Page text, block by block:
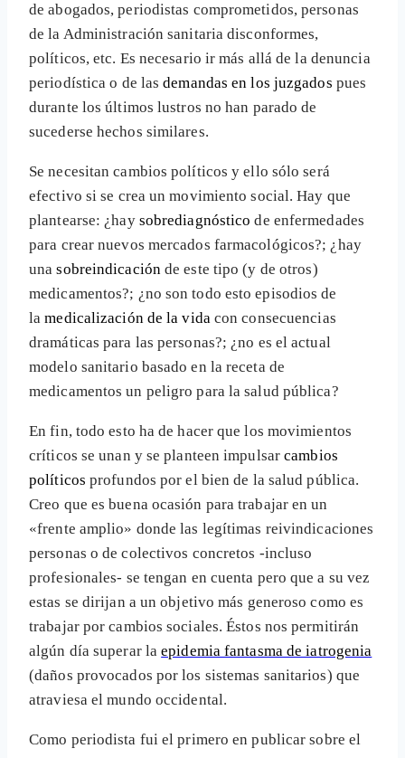
de abogados, periodistas comprometidos, personas
de la Administración sanitaria disconformes,
políticos, etc. Es necesario ir más allá de la denuncia
periodística o de lasdemandas en los juzgados pues
durante los últimos lustros no han parado de
sucederse hechos similares.
Se necesitan cambios políticos y ello sólo será
efectivo si se crea un movimiento social. Hay que
plantearse: ¿hay sobrediagnóstico de enfermedades
para crear nuevos mercados farmacológicos?; ¿hay
unasobreindicaciónde este tipo (y de otros)
medicamentos?; ¿no son todo esto episodios de
lamedicalización de la vidacon consecuencias
dramáticas para las personas?; ¿no es el actual
modelo sanitario basado en la receta de
medicamentos un peligro para la salud pública?
En fin, todo esto ha de hacer que los movimientos
críticos se unan y se planteen impulsarcambios
políticos profundos por el bien de la salud pública.
Creo que es buena ocasión para trabajar en un
«frente amplio» donde las legítimas reivindicaciones
personas o de colectivos concretos -incluso
profesionales- se tengan en cuenta pero que a su vez
estas se dirijan a un objetivo más generoso como es
trabajar por cambios sociales. Éstos nos permitirán
algún día superar laepidemia fantasma de iatrogenia
(daños provocados por los sistemas sanitarios) que
atraviesa el mundo occidental.
Como periodista fui el primero en publicar sobre el